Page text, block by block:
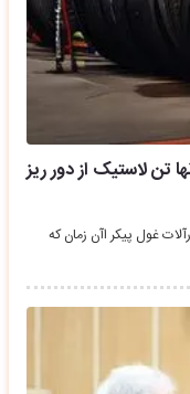
تن لاستیک از دور ریز
غول پیکر اآن زمان که